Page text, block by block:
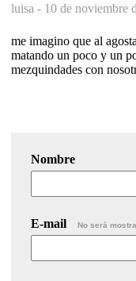
luisa - 10 de noviembre
me imagino que al
matando un poco y un
mezquindades con
Nombre
E-mail No será